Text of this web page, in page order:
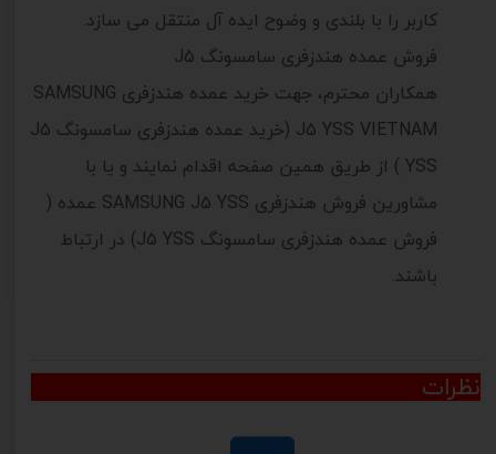
کاربر را با بلندی و وضوح ایده آل منتقل می سازد.
فروش عمده هندزفری سامسونگ J5
همکاران محترم، جهت خرید عمده هندزفری SAMSUNG
J5 YSS VIETNAM (خرید عمده هندزفری سامسونگ J5
YSS ) از طریق همین صفحه اقدام نمایند و یا با
مشاورین فروش هندزفری SAMSUNG J5 YSS عمده (
فروش عمده هندزفری سامسونگ J5 YSS) در ارتباط
باشند.
نظرات